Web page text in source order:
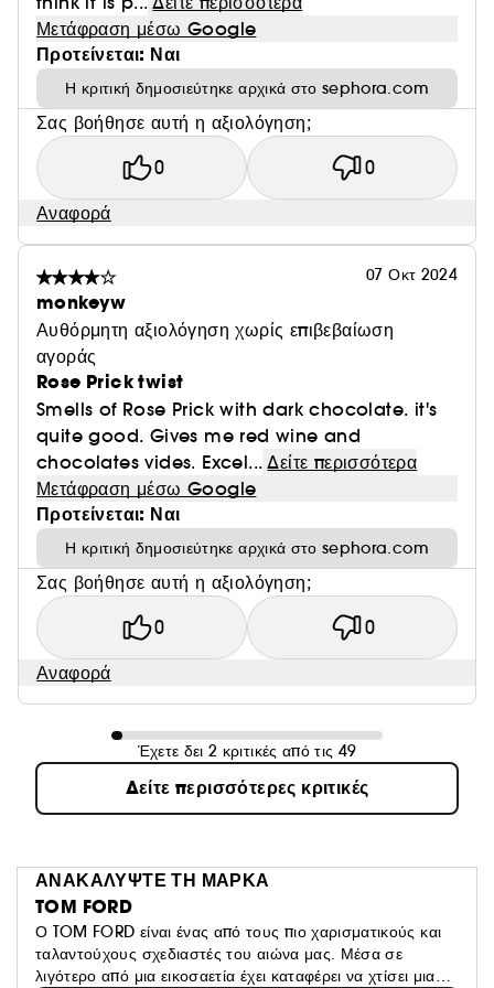
Μετάφραση μέσω Google
Προτείνεται: Ναι
Η κριτική δημοσιεύτηκε αρχικά στο sephora.com
Σας βοήθησε αυτή η αξιολόγηση;
0 0
Αναφορά
07 Οκτ 2024
monkeyw
Αυθόρμητη αξιολόγηση χωρίς επιβεβαίωση
αγοράς
Rose Prick twist
Smells of Rose Prick with dark chocolate. it's
quite good. Gives me red wine and
chocolates vides. Excel... Δείτε περισσότερα
Μετάφραση μέσω Google
Προτείνεται: Ναι
Η κριτική δημοσιεύτηκε αρχικά στο sephora.com
Σας βοήθησε αυτή η αξιολόγηση;
0 0
Αναφορά
Έχετε δει 2 κριτικές από τις 49
Δείτε περισσότερες κριτικές
ΑΝΑΚΑΛΥΨΤΕ ΤΗ ΜΑΡΚΑ
TOM FORD
Ο TOM FORD είναι ένας από τους πιο χαρισματικούς και
ταλαντούχους σχεδιαστές του αιώνα μας. Μέσα σε
λιγότερο από μια εικοσαετία έχει καταφέρει να χτίσει μια